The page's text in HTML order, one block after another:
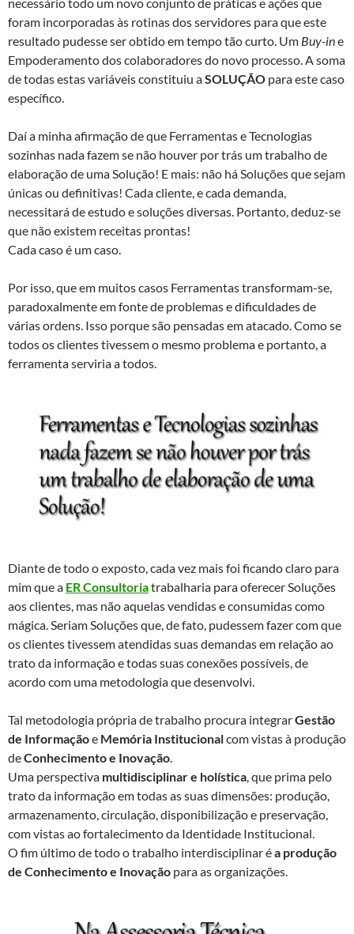
necessário todo um novo conjunto de práticas e ações que
foram incorporadas às rotinas dos servidores para que este
resultado pudesse ser obtido em tempo tão curto. Um Buy-ine
Empoderamento dos colaboradores do novo processo. A soma
de todas estas variáveis constituiu aSOLUÇÃO para este caso
específico.
Daí a minha afirmação de que Ferramentas e Tecnologias
sozinhas nada fazem se não houver por trás um trabalho de
elaboração de uma Solução! E mais: não há Soluções que sejam
únicas ou definitivas! Cada cliente, e cada demanda,
necessitará de estudo e soluções diversas. Portanto, deduz-se
que não existem receitas prontas!
Cada caso é um caso.
Por isso, que em muitos casos Ferramentas transformam-se,
paradoxalmente em fonte de problemas e dificuldades de
várias ordens. Isso porque são pensadas em atacado. Como se
todos os clientes tivessem o mesmo problema e portanto, a
ferramenta serviria a todos.
Diante de todo o exposto, cada vez mais foi ficando claro para
mim que a ER Consultoriatrabalharia para oferecer Soluções
aos clientes, mas não aquelas vendidas e consumidas como
mágica. Seriam Soluções que, de fato, pudessem fazer com que
os clientes tivessem atendidas suas demandas em relação ao
trato da informação e todas suas conexões possíveis, de
acordo com uma metodologia que desenvolvi.
Tal metodologia própria de trabalho procura integrarGestão
de Informaçãoe Memória Institucionalcom vistas à produção
deConhecimento e Inovação.
Uma perspectiva multidisciplinar e holística, que prima pelo
trato da informação em todas as suas dimensões: produção,
armazenamento, circulação, disponibilização e preservação,
com vistas ao fortalecimento da Identidade Institucional.
O fim último de todo o trabalho interdisciplinar éa produção
de Conhecimento e Inovação para as organizações.